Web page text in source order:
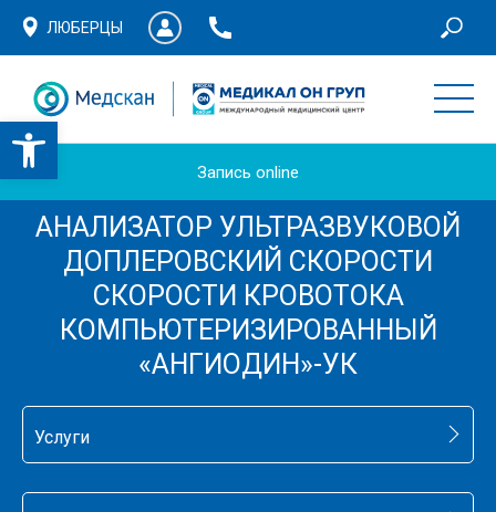
ЛЮБЕРЦЫ
Запись online
АНАЛИЗАТОР УЛЬТРАЗВУКОВОЙ
ДОПЛЕРОВСКИЙ СКОРОСТИ
СКОРОСТИ КРОВОТОКА
КОМПЬЮТЕРИЗИРОВАННЫЙ
«АНГИОДИН»-УК
Услуги